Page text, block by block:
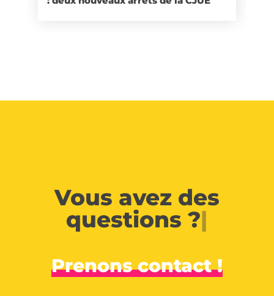
Vous avez des
questions ?|
Prenons contact !